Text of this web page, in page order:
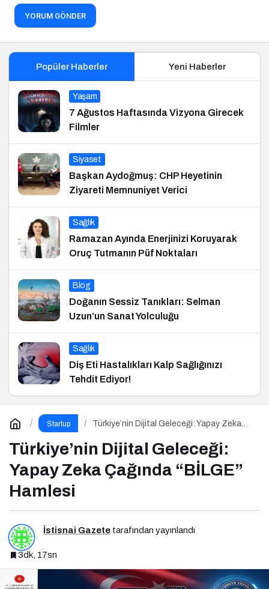
YORUM GÖNDER
Popüler Haberler Yeni Haberler
Yaşam
7 Ağustos Haftasında Vizyona Girecek
Filmler
Siyaset
Başkan Aydoğmuş: CHP Heyetinin
Ziyareti Memnuniyet Verici
Sağlık
Ramazan Ayında Enerjinizi Koruyarak
Oruç Tutmanın Püf Noktaları
Blog
Doğanın Sessiz Tanıkları: Selman
Uzun’un Sanat Yolculuğu
Sağlık
Diş Eti Hastalıkları Kalp Sağlığınızı
Tehdit Ediyor!
Startup
Türkiye’nin Dijital Geleceği: Yapay Zeka
Türkiye’nin Dijital Geleceği:
Yapay Zeka Çağında “BİLGE”
Hamlesi
İstisnai Gazete tarafından yayınlandı
3dk, 17sn